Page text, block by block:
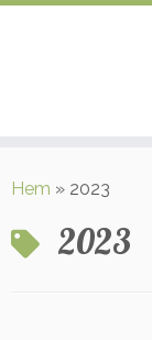
tillHem » 2023
2023